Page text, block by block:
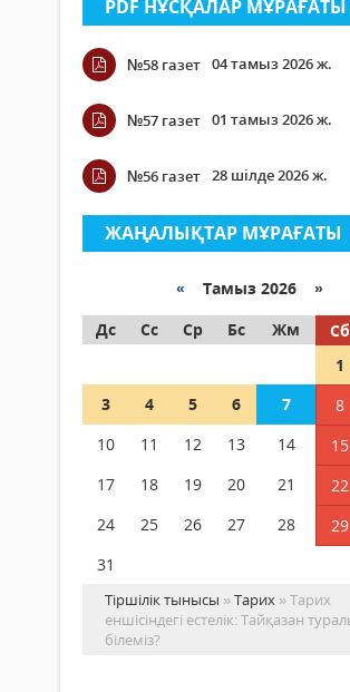
PDF НҰСҚАЛАР МҰРАҒАТЫ
№58 газет 04 тамыз 2026 ж.
№57 газет 01 тамыз 2026 ж.
№56 газет 28 шілде 2026 ж.
ЖАҢАЛЫҚТАР МҰРАҒАТЫ
« Тамыз 2026 »
Дс
Сс Ср Бс Жм Сб
1
3
4 5 6 7 8
10
11 12 13 14 15
17
18 19 20 21 22
24
25 26 27 28 29
31
Тіршілік тынысы »Тарих » Тарих
еншісіндегі естелік: Тайқазан
білеміз?